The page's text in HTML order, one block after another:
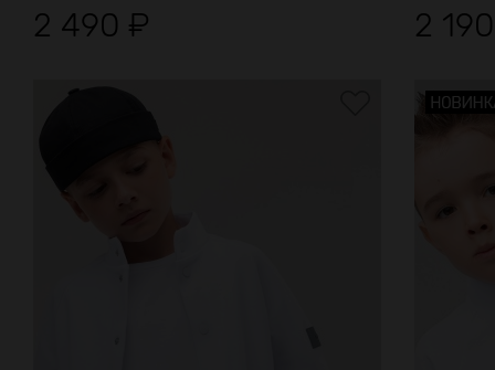
2 490 ₽ 2